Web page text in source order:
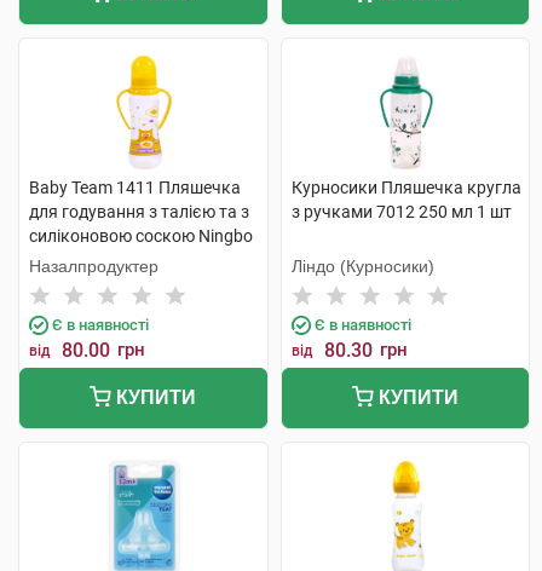
Baby Team 1411 Пляшечка
для годування з талією та з
силіконовою соскою Ningbo
Raffini 250 мл 1 шт
Назалпродуктер
Є в наявності
від 80.00 грн
КУПИТИ
Курносики Пляшечка кругла
з ручками 7012 250 мл 1 шт
Ліндо (Курносики)
Є в наявності
від 80.30 грн
КУПИТИ